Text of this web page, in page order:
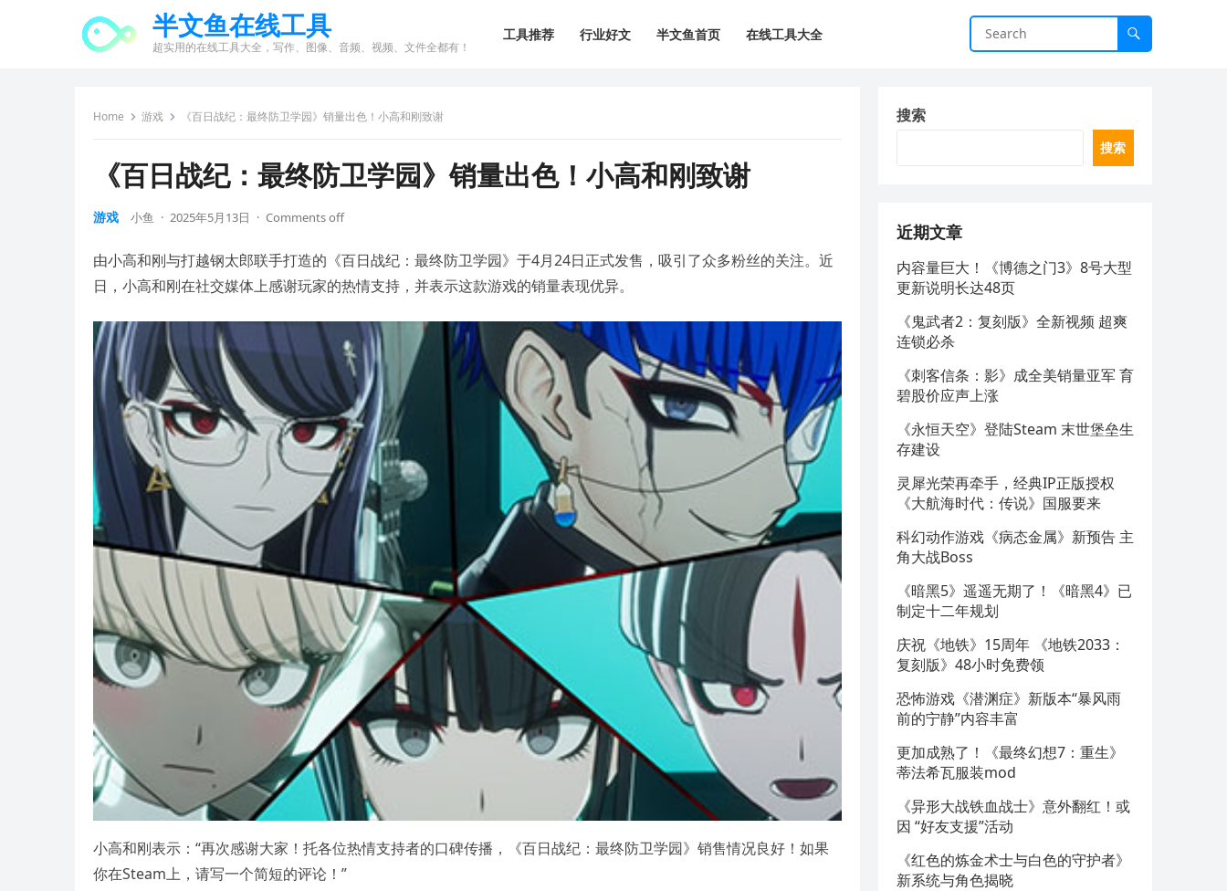
半文鱼在线工具
超实用的在线工具大全，写作、图像、音频、视频、文件全都有！
工具推荐 行业好文 半文鱼首页 在线工具大全
Home 游戏 《百日战纪：最终防卫学园》销量出色！小高和刚致谢
《百日战纪：最终防卫学园》销量出色！小高和刚致谢
游戏 小鱼 · 2025年5月13日 · Comments off
由小高和刚与打越钢太郎联手打造的《百日战纪：最终防卫学园》于4月24日正式发售，吸引了众多粉丝的关注。近
日，小高和刚在社交媒体上感谢玩家的热情支持，并表示这款游戏的销量表现优异。
小高和刚表示：“再次感谢大家！托各位热情支持者的口碑传播，《百日战纪：最终防卫学园》销售情况良好！如果
你在Steam上，请写一个简短的评论！”
搜索
搜索
近期文章
内容量巨大！《博德之门3》8号大型
更新说明长达48页
《鬼武者2：复刻版》全新视频 超爽
连锁必杀
《刺客信条：影》成全美销量亚军 育
碧股价应声上涨
《永恒天空》登陆Steam 末世堡垒生
存建设
灵犀光荣再牵手，经典IP正版授权
《大航海时代：传说》国服要来
科幻动作游戏《病态金属》新预告 主
角大战Boss
《暗黑5》遥遥无期了！《暗黑4》已
制定十二年规划
庆祝《地铁》15周年 《地铁2033：
复刻版》48小时免费领
恐怖游戏《潜渊症》新版本“暴风雨
前的宁静”内容丰富
更加成熟了！《最终幻想7：重生》
蒂法希瓦服装mod
《异形大战铁血战士》意外翻红！或
因 “好友支援”活动
《红色的炼金术士与白色的守护者》
新系统与角色揭晓